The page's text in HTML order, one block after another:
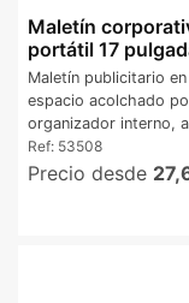
Maletín
portátil 17
Maletín publicitario
espacio acolchado
organizador interno,
Ref: 53508
Precio desde